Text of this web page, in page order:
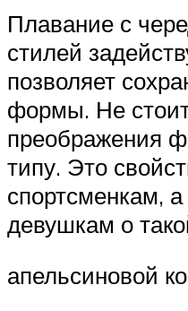
Плавание с
стилей
позволяет
формы. Не
преображения
типу. Это
спортсменкам,
девушкам о
апельсиновой